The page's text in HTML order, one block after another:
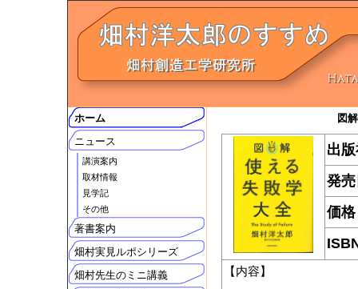
ホーム
ニュース
講演案内
取材情報
見学記
その他
著書案内
畑村実見ルポシリーズ
畑村先生のミニ講義
図
出
発
価格
【内容】